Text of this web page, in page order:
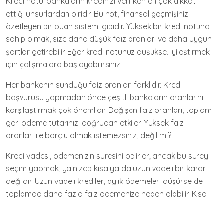
ettiği unsurlardan biridir. Bu not, finansal geçmişinizi
özetleyen bir puan sistemi gibidir. Yüksek bir kredi notuna
sahip olmak, size daha düşük faiz oranları ve daha uygun
şartlar getirebilir. Eğer kredi notunuz düşükse, iyileştirmek
için çalışmalara başlayabilirsiniz.
Her bankanın sunduğu faiz oranları farklıdır. Kredi
başvurusu yapmadan önce çeşitli bankaların oranlarını
karşılaştırmak çok önemlidir. Değişen faiz oranları, toplam
geri ödeme tutarınızı doğrudan etkiler. Yüksek faiz
oranları ile borçlu olmak istemezsiniz, değil mi?
Kredi vadesi, ödemenizin süresini belirler; ancak bu süreyi
seçim yapmak, yalnızca kısa ya da uzun vadeli bir karar
değildir. Uzun vadeli krediler, aylık ödemeleri düşürse de
toplamda daha fazla faiz ödemenize neden olabilir. Kısa